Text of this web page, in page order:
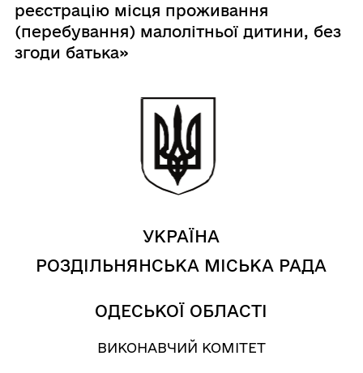
реєстрацію місця проживання
(перебування) малолітньої дитини, без
згоди батька»
УКРАЇНА
РОЗДІЛЬНЯНСЬКА МІСЬКА РАДА
ОДЕСЬКОЇ ОБЛАСТІ
ВИКОНАВЧИЙ КОМІТЕТ